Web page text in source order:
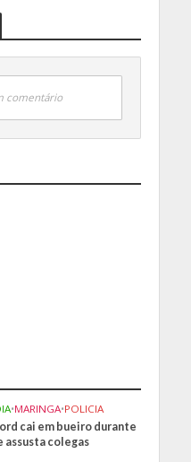
comentário
•MARINGA•POLICIA
cai em bueiro durante
assusta colegas